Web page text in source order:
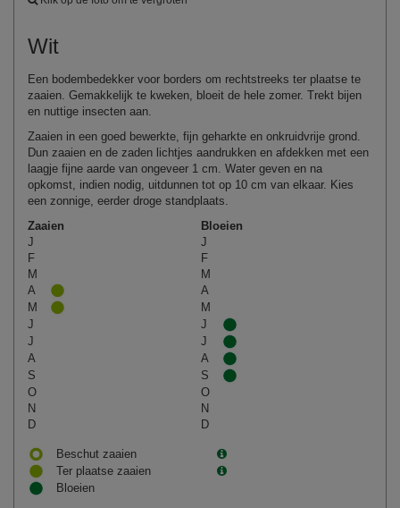
Wit
Een bodembedekker voor borders om rechtstreeks ter plaatse te
zaaien. Gemakkelijk te kweken, bloeit de hele zomer. Trekt bijen
en nuttige insecten aan.
Zaaien in een goed bewerkte, fijn geharkte en onkruidvrije grond.
Dun zaaien en de zaden lichtjes aandrukken en afdekken met een
laagje fijne aarde van ongeveer 1 cm. Water geven en na
opkomst, indien nodig, uitdunnen tot op 10 cm van elkaar. Kies
een zonnige, eerder droge standplaats.
Zaaien
Bloeien
J
J
F
F
M
M
A
A
M
M
J
J
J
J
A
A
S
S
O
O
N
N
D
D
Beschut zaaien
Ter plaatse zaaien
Bloeien